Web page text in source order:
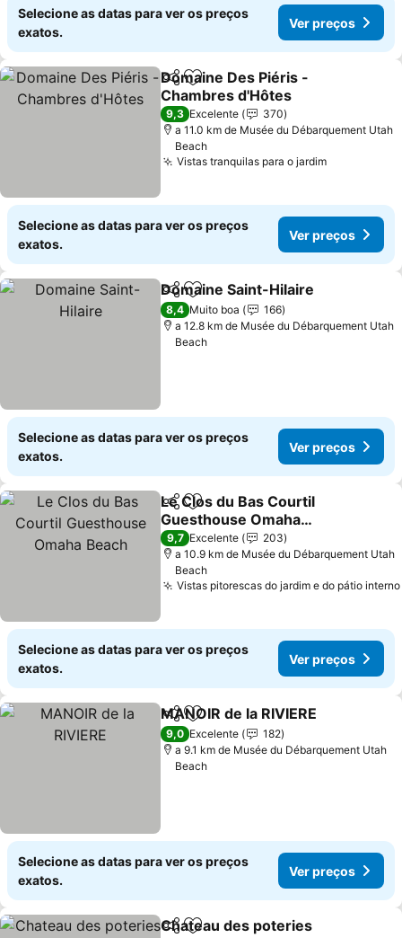
Selecione as datas para ver os preços
exatos.
Ver preços
PartilharAdicionar aos favoritos
Domaine Des Piéris -
Chambres d'Hôtes
9,3 Excelente
370
a 11.0 km de Musée du Débarquement Utah
Beach
Vistas tranquilas para o jardim
Selecione as datas para ver os preços
exatos.
Ver preços
PartilharAdicionar aos favoritos
Domaine Saint-Hilaire
8,4 Muito boa
166
a 12.8 km de Musée du Débarquement Utah
Beach
Selecione as datas para ver os preços
exatos.
Ver preços
PartilharAdicionar aos favoritos
Le Clos du Bas Courtil
Guesthouse Omaha
Beach
9,7 Excelente
203
a 10.9 km de Musée du Débarquement Utah
Beach
Vistas pitorescas do jardim e do pátio interno
Selecione as datas para ver os preços
exatos.
Ver preços
PartilharAdicionar aos favoritos
MANOIR de la RIVIERE
9,0 Excelente
182
a 9.1 km de Musée du Débarquement Utah
Beach
Selecione as datas para ver os preços
exatos.
Ver preços
Partilhar
Chateau des poteries